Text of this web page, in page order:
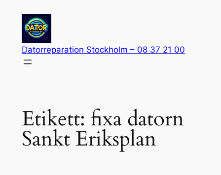
innehåll
Datorreparation Stockholm – 08 37 21 00
Etikett: fixa datorn
Sankt Eriksplan